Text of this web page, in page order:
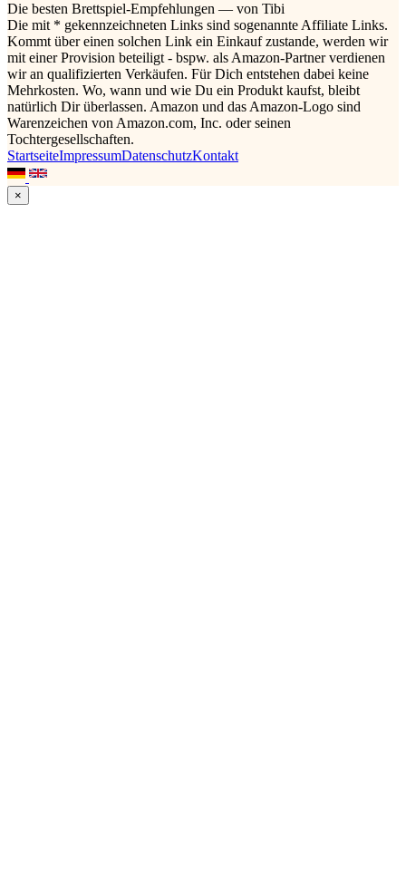
Die besten Brettspiel-Empfehlungen — von Tibi
Die mit * gekennzeichneten Links sind sogenannte Affiliate Links.
Kommt über einen solchen Link ein Einkauf zustande, werden wir
mit einer Provision beteiligt - bspw. als Amazon-Partner verdienen
wir an qualifizierten Verkäufen. Für Dich entstehen dabei keine
Mehrkosten. Wo, wann und wie Du ein Produkt kaufst, bleibt
natürlich Dir überlassen. Amazon und das Amazon-Logo sind
Warenzeichen von Amazon.com, Inc. oder seinen
Tochtergesellschaften.
StartseiteImpressumDatenschutzKontakt
×